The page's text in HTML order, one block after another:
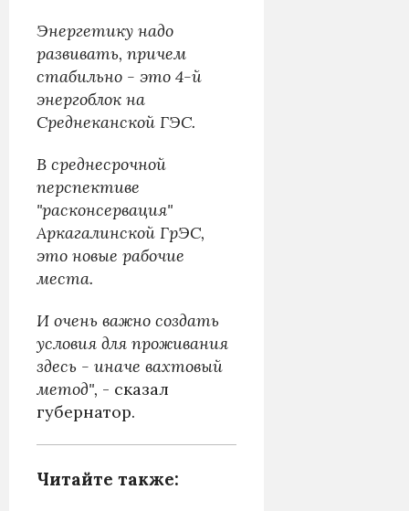
Энергетику надо
развивать, причем
стабильно - это 4-й
энергоблок на
Среднеканской ГЭС.
В среднесрочной
перспективе
"расконсервация"
Аркагалинской ГрЭС,
это новые рабочие
места.
И очень важно создать
условия для проживания
здесь - иначе вахтовый
метод", - сказал
губернатор.
Читайте также: